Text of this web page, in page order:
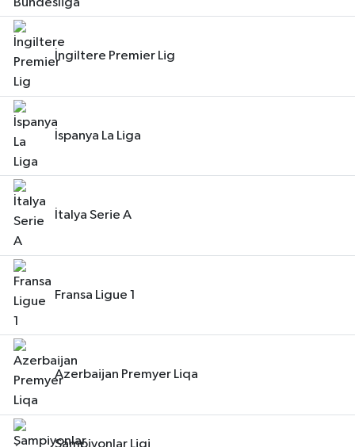
İngiltere Premier Lig
İspanya La Liga
İtalya Serie A
Fransa Ligue 1
Azerbaijan Premyer Liqa